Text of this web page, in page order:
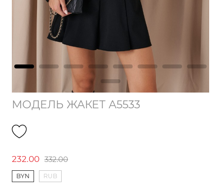
МОДЕЛЬ ЖАКЕТ А5533
232.00 332.00
BYN RUB